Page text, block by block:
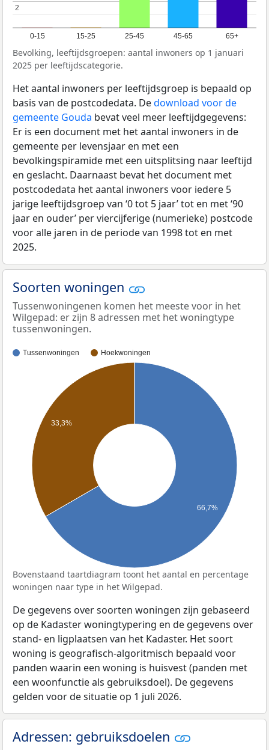
0-15 15-25 25-45 45-65 65+
2
2
Bevolking, leeftijdsgroepen: aantal inwoners op 1 januari
2025 per leeftijdscategorie.
Het aantal inwoners per leeftijdsgroep is bepaald op
basis van de postcodedata. Dedownload voor de
gemeente Gouda bevat veel meer leeftijdgegevens:
Er is een document met het aantal inwoners in de
gemeente per levensjaar en met een
bevolkingspiramide met een uitsplitsing naar leeftijd
en geslacht. Daarnaast bevat het document met
postcodedata het aantal inwoners voor iedere 5
jarige leeftijdsgroep van ‘0 tot 5 jaar’ tot en met ‘90
jaar en ouder’ per viercijferige (numerieke) postcode
voor alle jaren in de periode van 1998 tot en met
2025.
Soorten woningen
Tussenwoningenen komen het meeste voor in het
Wilgepad: er zijn 8 adressen met het woningtype
tussenwoningen.
Tussenwoningen Hoekwoningen
33,3%
66,7%
Bovenstaand taartdiagram toont het aantal en percentage
woningen naar type in het Wilgepad.
De gegevens over soorten woningen zijn gebaseerd
op de Kadaster woningtypering en de gegevens over
stand- en ligplaatsen van het Kadaster. Het soort
woning is geografisch-algoritmisch bepaald voor
panden waarin een woning is huisvest (panden met
een woonfunctie als gebruiksdoel). De gegevens
gelden voor de situatie op 1 juli 2026.
Adressen: gebruiksdoelen